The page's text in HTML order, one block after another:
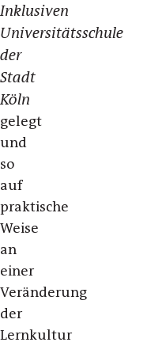
Inklusiven
Universitätsschule
der
Stadt
Köln
gelegt
und
so
auf
praktische
Weise
an
einer
Veränderung
der
Lernkultur